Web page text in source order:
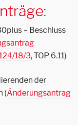
– Beschluss
18/3, TOP 6.11)
der
(Änderungsantrag